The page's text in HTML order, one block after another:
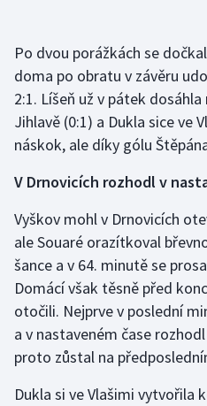
Po dvou porážkách se
doma po obratu v závěru
2:1. Líšeň už v pátek
Jihlavě (0:1) a Dukla sice ve
náskok, ale díky gólu
V Drnovicích rozhodl v
Vyškov mohl v Drnovicích
ale Souaré orazítkoval
šance a v 64. minutě se
Domácí však těsně před
otočili. Nejprve v poslední
a v nastaveném čase
proto zůstal na
Dukla si ve Vlašimi vytvořila